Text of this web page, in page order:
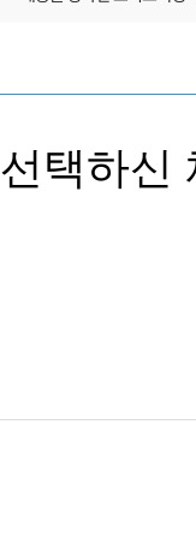
선택하신